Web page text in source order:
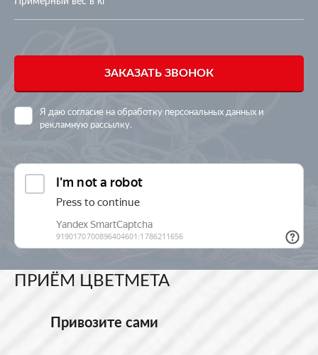
ЗАКАЗАТЬ ЗВОНОК
Я даю согласие на обработку персональных данных и
рекламную рассылку.
ПРИЁМ ЦВЕТМЕТА
Привозите сами